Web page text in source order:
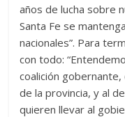
años de lucha sobre
Santa Fe se
nacionales”. Para
con todo:
coalición gobernante,
de la provincia, y al
quieren llevar al